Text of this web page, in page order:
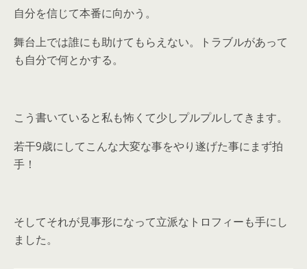
自分を信じて本番に向かう。
舞台上では誰にも助けてもらえない。トラブルがあって
も自分で何とかする。
こう書いていると私も怖くて少しプルプルしてきます。
若干9歳にしてこんな大変な事をやり遂げた事にまず拍
手！
そしてそれが見事形になって立派なトロフィーも手にし
ました。